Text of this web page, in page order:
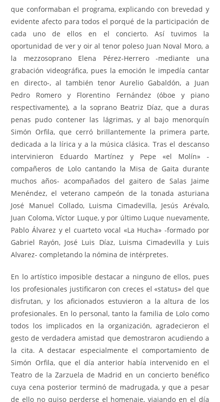
que conformaban el programa, explicando con brevedad y
evidente afecto para todos el porqué de la participación de
cada uno de ellos en el concierto. Así tuvimos la
oportunidad de ver y oir al tenor poleso Juan Noval Moro, a
la mezzosoprano Elena Pérez-Herrero -mediante una
grabación videográfica, pues la emoción le impedía cantar
en directo-, al también tenor Aurelio Gabaldón, a Juan
Pedro Romero y Florentino Fernández (óboe y piano
respectivamente), a la soprano Beatriz Díaz, que a duras
penas pudo contener las lágrimas, y al bajo menorquín
Simón Orfila, que cerró brillantemente la primera parte,
dedicada a la lírica y a la música clásica. Tras el descanso
intervinieron Eduardo Martínez y Pepe «el Molín» -
compañeros de Lolo cantando la Misa de Gaita durante
muchos años- acompañados del gaitero de Salas Jaime
Menéndez, el veterano campeón de la tonada asturiana
José Manuel Collado, Luisma Cimadevilla, Jesús Arévalo,
Juan Coloma, Víctor Luque, y por último Luque nuevamente,
Pablo Álvarez y el cuarteto vocal «La Hucha» -formado por
Gabriel Rayón, José Luis Díaz, Luisma Cimadevilla y Luis
Alvarez- completando la nómina de intérpretes.
En lo artístico imposible destacar a ninguno de ellos, pues
los profesionales justificaron con creces el «status» del que
disfrutan, y los aficionados estuvieron a la altura de los
profesionales. En lo personal, tanto la familia de Lolo como
todos los implicados en la organización, agradecieron el
gesto de verdadera amistad que demostraron acudiendo a
la cita. A destacar especialmente el comportamiento de
Simón Orfila, que el día anterior había intervenido en el
Teatro de la Zarzuela de Madrid en un concierto benéfico
cuya cena posterior terminó de madrugada, y que a pesar
de ello no quiso perderse el homenaje, viajando en el día